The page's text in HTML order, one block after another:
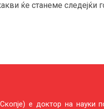
ќе станеме следејќи
е доктор на науки